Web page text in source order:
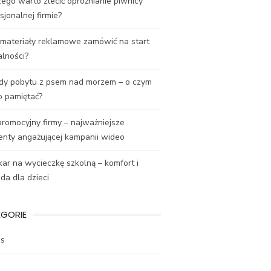
firmie?
reklamowe zamówić na start
pobytu z psem nad morzem – o czym
pamiętać?
firmy – najważniejsze
angażującej kampanii wideo
na wycieczkę szkolną – komfort i
dla dzieci